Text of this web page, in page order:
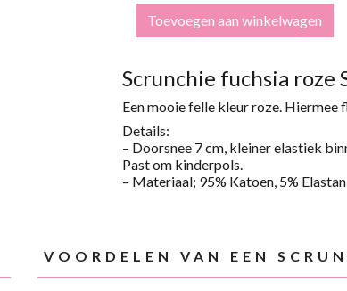
SCRUNCHIE
FUCHSIA
ROZE
SMAL
Toevoegen aan winkelwagen
Scrunchie fuchsia roze
Een mooie felle kleur roze. Hiermee
Details:
– Doorsnee 7 cm, kleinerelastiek
Past om kinderpols.
– Materiaal; 95% Katoen, 5% Elastan
VOORDELEN VAN EEN